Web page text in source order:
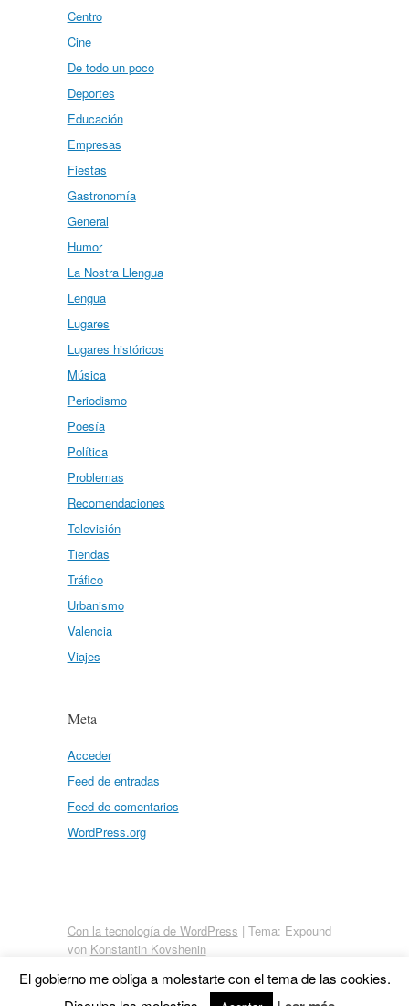
Centro
Cine
De todo un poco
Deportes
Educación
Empresas
Fiestas
Gastronomía
General
Humor
La Nostra Llengua
Lengua
Lugares
Lugares históricos
Música
Periodismo
Poesía
Política
Problemas
Recomendaciones
Televisión
Tiendas
Tráfico
Urbanismo
Valencia
Viajes
Meta
Acceder
Feed de entradas
Feed de comentarios
WordPress.org
Con la tecnología de WordPress | Tema: Expound
von Konstantin Kovshenin
El gobierno me obliga a molestarte con el tema de las cookies.